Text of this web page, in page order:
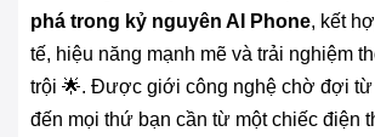
phá trong kỷ nguyên AI Phone, kết
tế, hiệu năng mạnh mẽ và trải nghiệm
trội 🌟. Được giới công nghệ chờ đợi từ
đến mọi thứ bạn cần từ một chiếc điện